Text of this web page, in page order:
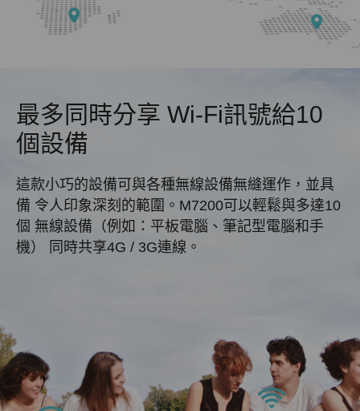
最多同時分享 Wi-Fi訊號給10
個設備
這款小巧的設備可與各種無線設備無縫運作，並具
備 令人印象深刻的範圍。M7200可以輕鬆與多達10
個 無線設備（例如：平板電腦、筆記型電腦和手
機）
同時共享4G / 3G連線。